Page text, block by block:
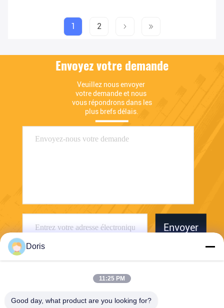
1 2
Envoyez votre demande
Veuillez nous envoyer
votre demande et nous
vous répondrons dans les
plus brefs délais.
Envoyer
Jiaxing Burgmann Mechanical Seal Co., Ltd.
Doris
11:25 PM
Good day, what product are you looking for?